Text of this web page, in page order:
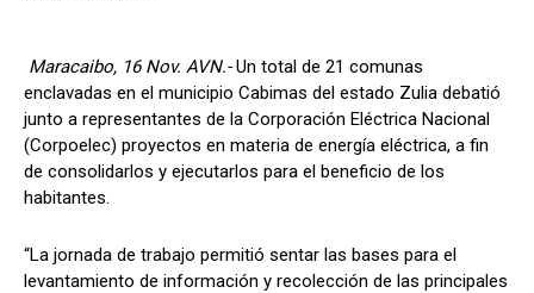
Maracaibo, 16 Nov. AVN.-Un total de 21 comunas
enclavadas en el municipio Cabimas del estado Zulia debatió
junto a representantes de la Corporación Eléctrica Nacional
(Corpoelec) proyectos en materia de energía eléctrica, a fin
de consolidarlos y ejecutarlos para el beneficio de los
habitantes.
“La jornada de trabajo permitió sentar las bases para el
levantamiento de información y recolección de las principales